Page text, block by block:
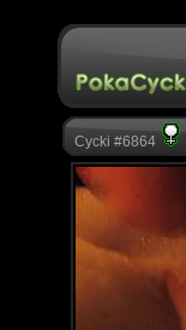
Cycki #6864